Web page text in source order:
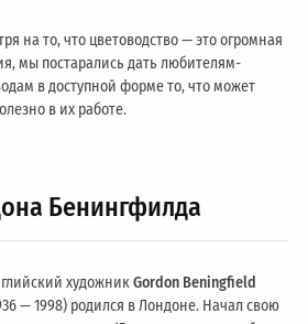
на то, что цветоводство — это огромная
мы постарались дать любителям-
в доступной форме то, что может
в их работе.
Бенингфилда
художникGordon Beningfield
— 1998) родился в Лондоне. Начал свою